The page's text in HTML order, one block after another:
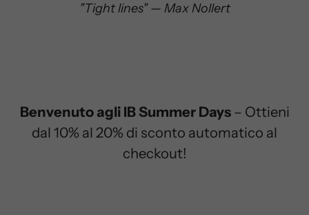
"Tight lines" — Max Nollert
Benvenuto agli IB Summer Days– Ottieni
dal 10% al 20% di sconto automatico al
checkout!